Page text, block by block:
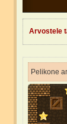
Arvostele
Pelikone